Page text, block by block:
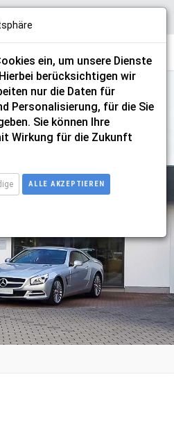
ein, um unsere Dienste
berücksichtigen wir
nur die Daten für
Personalisierung, für die Sie
Sie können Ihre
Wirkung für die Zukunft
ALLE AKZEPTIEREN